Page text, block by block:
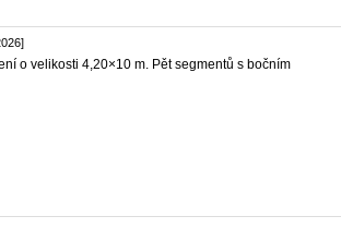
o velikosti 4,20×10 m. Pět segmentů s bočním